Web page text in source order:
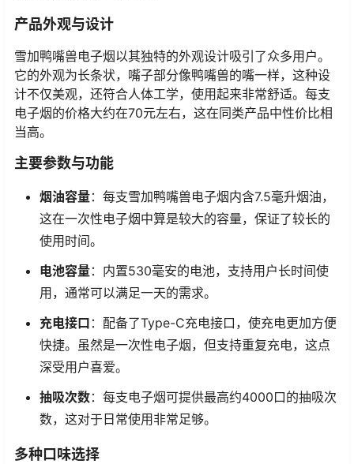
产品外观与设计
雪加鸭嘴兽电子烟以其独特的外观设计吸引了众多用户。
它的外观为长条状，嘴子部分像鸭嘴兽的嘴一样，这种设
计不仅美观，还符合人体工学，使用起来非常舒适。每支
电子烟的价格大约在70元左右，这在同类产品中性价比相
当高。
主要参数与功能
烟油容量：每支雪加鸭嘴兽电子烟内含7.5毫升烟油，
这在一次性电子烟中算是较大的容量，保证了较长的
使用时间。
电池容量：内置530毫安的电池，支持用户长时间使
用，通常可以满足一天的需求。
充电接口 ：配备了Type-C充电接口，使充电更加方便
快捷。虽然是一次性电子烟，但支持重复充电，这点
深受用户喜爱。
抽吸次数：每支电子烟可提供最高约4000口的抽吸次
数，这对于日常使用非常足够。
多种口味选择